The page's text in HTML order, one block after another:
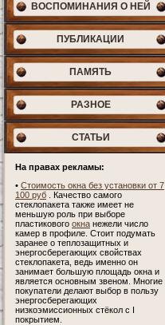
ВОСПОМИНАНИЯ О НЕЙ
ПУБЛИКАЦИИ
ПАМЯТЬ
РАЗНОЕ
СТАТЬИ
На правах рекламы:
• Стоимость окна без установки от 7
100 руб . Качество самого
стеклопакета также имеет не
меньшую роль при выборе
пластикового окна нежели число
камер в профиле. Стоит подумать
заранее о теплозащитных и
энергосберегающих свойствах
стеклопакета, ведь именно он
занимает большую площадь окна и
является основным звеном. Многие
покупатели делают выбор в пользу
энергосберегающих
низкоэмиссионных стёкол с I
покрытием.